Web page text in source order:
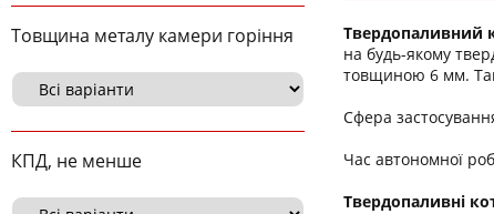
Товщина металу камери горіння
КПД, не менше
Твердопаливний
на будь-якому
товщиною 6 мм.
Сфера
Час автономної
Твердопаливні